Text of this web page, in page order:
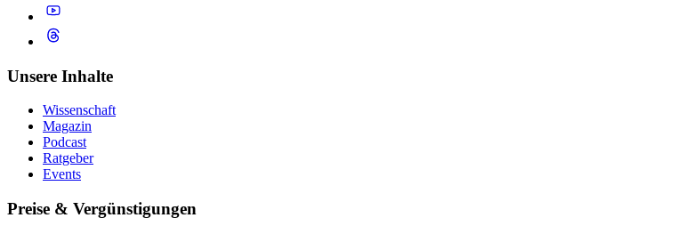
Unsere Inhalte
Wissenschaft
Magazin
Podcast
Ratgeber
Events
Preise & Vergünstigungen